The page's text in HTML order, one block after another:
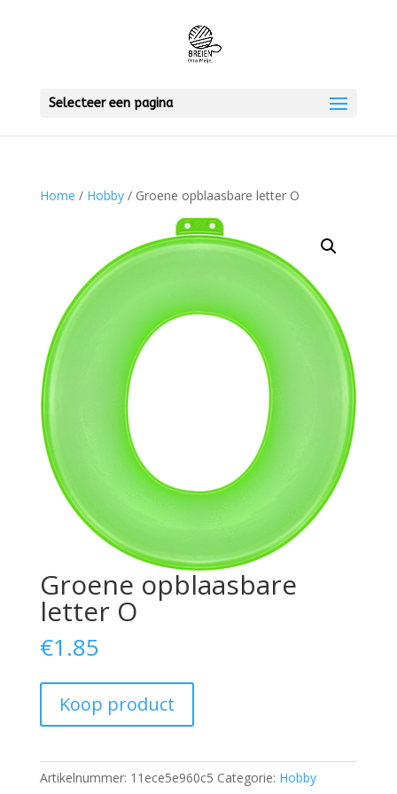
Selecteer een pagina
Home / Hobby/ Groene opblaasbare letter O
Groene opblaasbare
letter O
€1.85
Koop product
Artikelnummer: 11ece5e960c5 Categorie: Hobby